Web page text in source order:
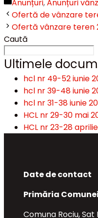
Anunțuri,Anunțuri
Ofertă de vânzare
Ofertă vânzare teren
Caută
Ultimele
hcl nr 49-52 iunie
hcl nr 39-48 iunie
hcl nr 31-38 iunie
HCL nr 29-30 mai
HCL nr 23-28
Date de contact
Primăria
Comuna Rociu, Sat